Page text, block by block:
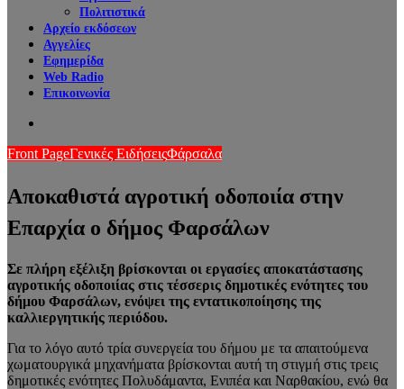
Πολιτιστικά
Αρχείο εκδόσεων
Αγγελίες
Εφημερίδα
Web Radio
Επικοινωνία
Front PageΓενικές ΕιδήσειςΦάρσαλα
Αποκαθιστά αγροτική οδοποιία στην
Επαρχία ο δήμος Φαρσάλων
Σε πλήρη εξέλιξη βρίσκονται οι εργασίες αποκατάστασης
αγροτικής οδοποιίας στις τέσσερις δημοτικές ενότητες του
δήμου Φαρσάλων, ενόψει της εντατικοποίησης της
καλλιεργητικής περιόδου.
Για το λόγο αυτό τρία συνεργεία του δήμου με τα απαιτούμενα
χωματουργικά μηχανήματα βρίσκονται αυτή τη στιγμή στις τρεις
δημοτικές ενότητες Πολυδάμαντα, Ενιπέα και Ναρθακίου, ενώ θα